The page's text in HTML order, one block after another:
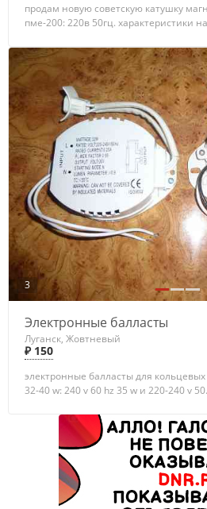
продам новую советскую катушку
пме-200: 220в 50гц. характеристики
3
Электронные балласты
Луганск, Жовтневый
₽ 150
электронные балласты для
32-40 w: 240 v 60 hz 35 w и 220-240 v